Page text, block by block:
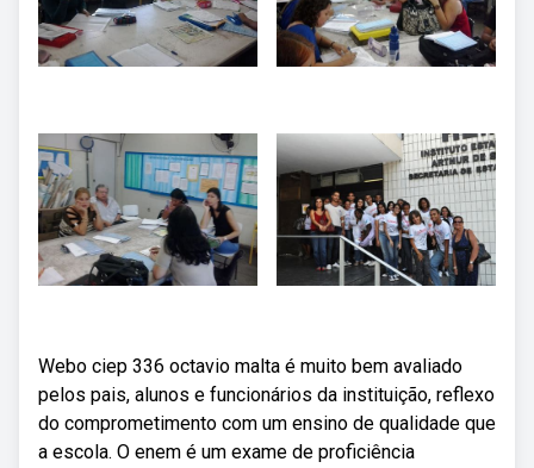
Webo ciep 336 octavio malta é muito bem avaliado
pelos pais, alunos e funcionários da instituição, reflexo
do comprometimento com um ensino de qualidade que
a escola. O enem é um exame de proficiência